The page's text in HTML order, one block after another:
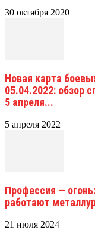
30 октября 2020
Новая карта
05.04.2022: обзор
5 апреля...
5 апреля 2022
Профессия —
работают
21 июля 2024